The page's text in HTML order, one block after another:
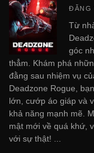
ĐĂNG
Từ
góc
thẳm. Khám phá
đằng sau nhiệm vụ
Deadzone Rogue,
lớn, cướp áo giáp và
khả năng mạnh mẽ.
mật mới về quá khứ,
với sự thật! ...